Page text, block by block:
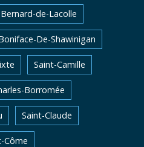
de-Lacolle
De-Shawinigan
Saint-Camille
Borromée
Saint-Claude
Côme